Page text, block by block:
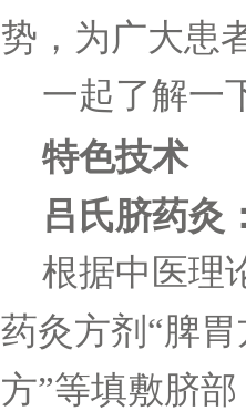
势，为广大患
一起了解一
特色技术
吕氏脐药灸
根据中医理
药灸方剂“脾胃
方”等填敷脐